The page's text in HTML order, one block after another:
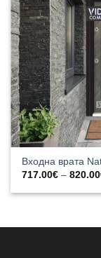
Входна врата
717.00€ – 820.00